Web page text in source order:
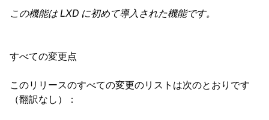
この機能は LXD に初めて導入された機能です。
すべての変更点
このリリースのすべての変更のリストは次のとおりです
（翻訳なし）：